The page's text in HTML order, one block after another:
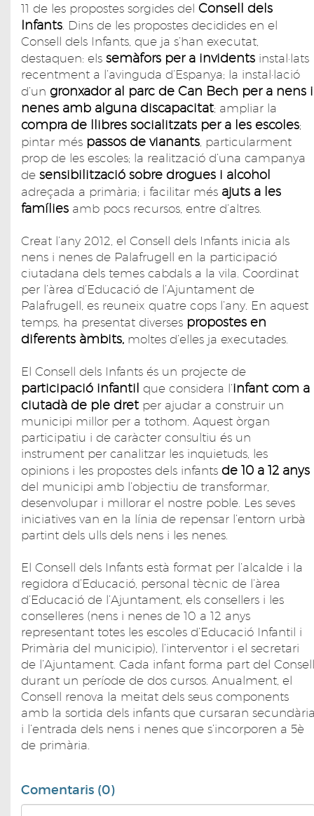
11 de les propostes sorgides del Consell dels
Infants. Dins de les propostes decidides en el
Consell dels Infants, que ja s’han executat,
destaquen: els semàfors per a invidents instal·lats
recentment a l’avinguda d’Espanya; la instal·lació
d’un gronxador al parc de Can Bech per a nens i
nenes amb alguna discapacitat; ampliar la
compra de llibres socialitzats per a les escoles;
pintar més passos de vianants, particularment
prop de les escoles; la realització d’una campanya
de sensibilització sobre drogues i alcohol
adreçada a primària; i facilitar més ajuts a les
famílies amb pocs recursos, entre d’altres.
Creat l’any 2012, el Consell dels Infants inicia als
nens i nenes de Palafrugell en la participació
ciutadana dels temes cabdals a la vila. Coordinat
per l’àrea d’Educació de l’Ajuntament de
Palafrugell, es reuneix quatre cops l’any. En aquest
temps, ha presentat diverses propostes en
diferents àmbits, moltes d’elles ja executades.
El Consell dels Infants és un projecte de
participació infantil que considera l’infant com a
ciutadà de ple dret per ajudar a construir un
municipi millor per a tothom. Aquest òrgan
participatiu i de caràcter consultiu és un
instrument per canalitzar les inquietuds, les
opinions i les propostes dels infants de 10 a 12 anys
del municipi amb l’objectiu de transformar,
desenvolupar i millorar el nostre poble. Les seves
iniciatives van en la línia de repensar l’entorn urbà
partint dels ulls dels nens i les nenes.
El Consell dels Infants està format per l’alcalde i la
regidora d’Educació, personal tècnic de l’àrea
d’Educació de l’Ajuntament, els consellers i les
conselleres (nens i nenes de 10 a 12 anys
representant totes les escoles d’Educació Infantil i
Primària del municipio), l’interventor i el secretari
de l’Ajuntament. Cada infant forma part del Consell
durant un període de dos cursos. Anualment, el
Consell renova la meitat dels seus components
amb la sortida dels infants que cursaran
i l’entrada dels nens i nenes que s’incorporen a 5è
de primària.
Comentaris (0)